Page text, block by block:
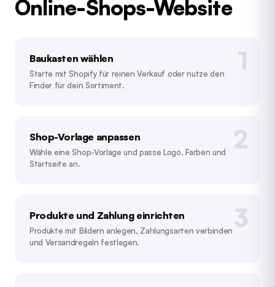
Online-Shops-Website
Baukasten wählen
Starte mit Shopify für reinen Verkauf oder nutze den
Finder für dein Sortiment.
Shop-Vorlage anpassen
Wähle eine Shop-Vorlage und passe Logo, Farben und
Startseite an.
Produkte und Zahlung einrichten
Produkte mit Bildern anlegen, Zahlungsarten verbinden
und Versandregeln festlegen.